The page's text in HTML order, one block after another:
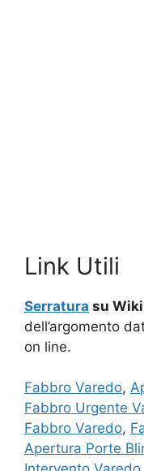
Link Utili
Serratura su
dell’argomento
on line.
Fabbro Varedo,
Fabbro Urgente
Fabbro Varedo,
Apertura Porte